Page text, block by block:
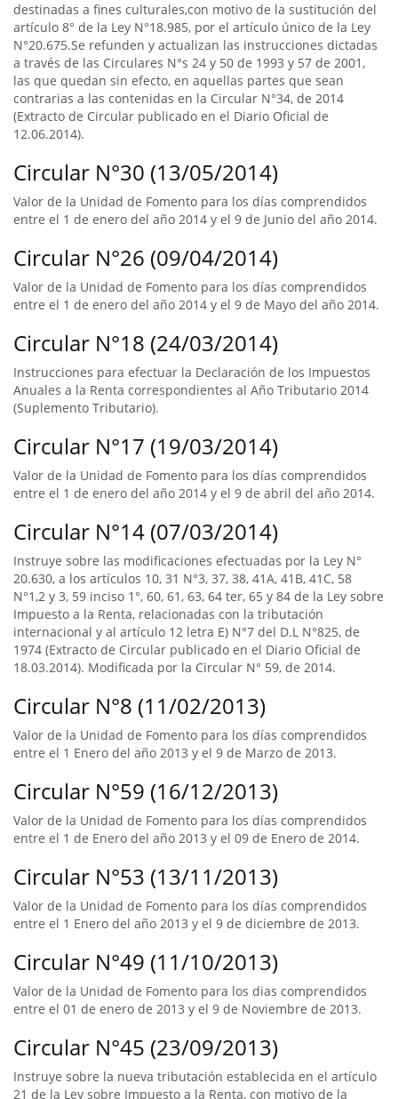
destinadas a fines culturales,con motivo de la sustitución del
artículo 8° de la Ley N°18.985, por el artículo único de la Ley
N°20.675.Se refunden y actualizan las instrucciones dictadas
a través de las Circulares N°s 24 y 50 de 1993 y 57 de 2001,
las que quedan sin efecto, en aquellas partes que sean
contrarias a las contenidas en la Circular N°34, de 2014
(Extracto de Circular publicado en el Diario Oficial de
12.06.2014).
Circular N°30 (13/05/2014)
Valor de la Unidad de Fomento para los días comprendidos
entre el 1 de enero del año 2014 y el 9 de Junio del año 2014.
Circular N°26 (09/04/2014)
Valor de la Unidad de Fomento para los días comprendidos
entre el 1 de enero del año 2014 y el 9 de Mayo del año 2014.
Circular N°18 (24/03/2014)
Instrucciones para efectuar la Declaración de los Impuestos
Anuales a la Renta correspondientes al Año Tributario 2014
(Suplemento Tributario).
Circular N°17 (19/03/2014)
Valor de la Unidad de Fomento para los días comprendidos
entre el 1 de enero del año 2014 y el 9 de abril del año 2014.
Circular N°14 (07/03/2014)
Instruye sobre las modificaciones efectuadas por la Ley N°
20.630, a los artículos 10, 31 N°3, 37, 38, 41A, 41B, 41C, 58
N°1,2 y 3, 59 inciso 1°, 60, 61, 63, 64 ter, 65 y 84 de la Ley sobre
Impuesto a la Renta, relacionadas con la tributación
internacional y al artículo 12 letra E) N°7 del D.L N°825, de
1974 (Extracto de Circular publicado en el Diario Oficial de
18.03.2014). Modificada por la Circular N° 59, de 2014.
Circular N°8 (11/02/2013)
Valor de la Unidad de Fomento para los días comprendidos
entre el 1 Enero del año 2013 y el 9 de Marzo de 2013.
Circular N°59 (16/12/2013)
Valor de la Unidad de Fomento para los días comprendidos
entre el 1 de Enero del año 2013 y el 09 de Enero de 2014.
Circular N°53 (13/11/2013)
Valor de la Unidad de Fomento para los días comprendidos
entre el 1 Enero del año 2013 y el 9 de diciembre de 2013.
Circular N°49 (11/10/2013)
Valor de la Unidad de Fomento para los dias comprendidos
entre el 01 de enero de 2013 y el 9 de Noviembre de 2013.
Circular N°45 (23/09/2013)
Instruye sobre la nueva tributación establecida en el artículo
21 de la Ley sobre Impuesto a la Renta, con motivo de la